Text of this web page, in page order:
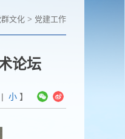
群文化 > 党建工作
论坛
| 小】